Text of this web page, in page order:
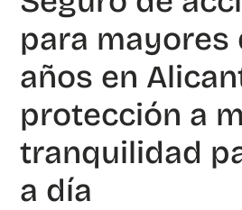
para mayores
años en
protección a
tranquilidad
a día